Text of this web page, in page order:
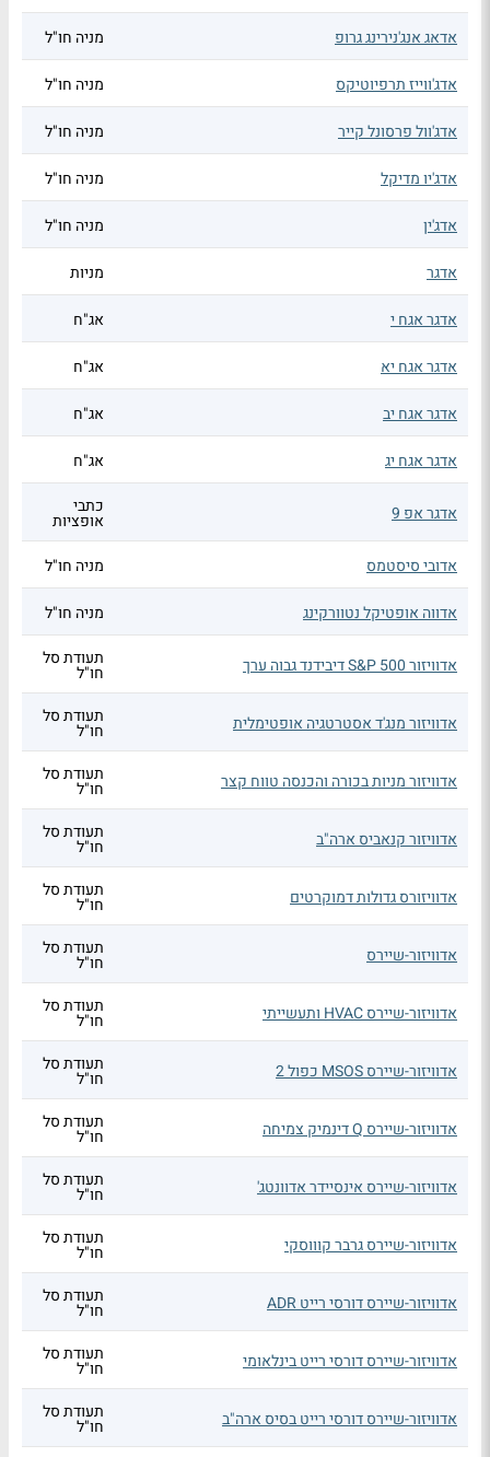
אדאג אנג'נירינג גרופ מניה חו"ל
אדג'ווייז תרפיוטיקס מניה חו"ל
אדג'וול פרסונל קייר מניה חו"ל
אדג'יו מדיקל מניה חו"ל
אדג'ין מניה חו"ל
אדגר מניות
אדגר אגח י אג"ח
אדגר אגח יא אג"ח
אדגר אגח יב אג"ח
אדגר אגח יג אג"ח
אדגר אפ 9 כתבי
אופציות
אדובי סיסטמס
מניה חו"ל
אדווה אופטיקל נטוורקינג מניה חו"ל
אדוויזור S&P 500 דיבידנד גבוה ערך תעודת סל
חו"ל
אדוויזור מנג'ד אסטרטגיה אופטימלית תעודת סל
חו"ל
אדוויזור מניות בכורה והכנסה טווח קצר תעודת סל
חו"ל
אדוויזור קנאביס ארה"ב תעודת סל
חו"ל
אדוויזורס גדולות דמוקרטים תעודת סל
חו"ל
אדוויזור-שיירס תעודת סל
חו"ל
אדוויזור-שיירס HVAC ותעשייתי תעודת סל
חו"ל
אדוויזור-שיירס MSOS כפול 2 תעודת סל
חו"ל
אדוויזור-שיירס Q דינמיק צמיחה תעודת סל
חו"ל
אדוויזור-שיירס אינסיידר אדוונטג' תעודת סל
חו"ל
אדוויזור-שיירס גרבר קוווסקי תעודת סל
חו"ל
אדוויזור-שיירס דורסי רייט ADR תעודת סל
חו"ל
אדוויזור-שיירס דורסי רייט בינלאומי תעודת סל
חו"ל
אדוויזור-שיירס דורסי רייט בסיס ארה"ב תעודת סל
חו"ל